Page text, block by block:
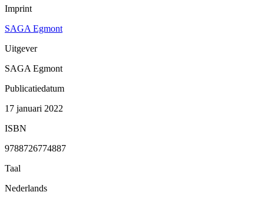
Imprint
SAGA Egmont
Uitgever
SAGA Egmont
Publicatiedatum
17 januari 2022
ISBN
9788726774887
Taal
Nederlands